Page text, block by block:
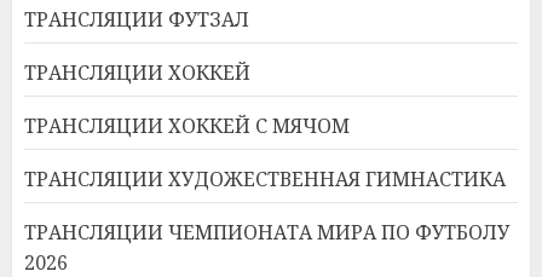
ТРАНСЛЯЦИИ ФУТЗАЛ
ТРАНСЛЯЦИИ ХОККЕЙ
ТРАНСЛЯЦИИ ХОККЕЙ С МЯЧОМ
ТРАНСЛЯЦИИ ХУДОЖЕСТВЕННАЯ ГИМНАСТИКА
ТРАНСЛЯЦИИ ЧЕМПИОНАТА МИРА ПО ФУТБОЛУ
2026